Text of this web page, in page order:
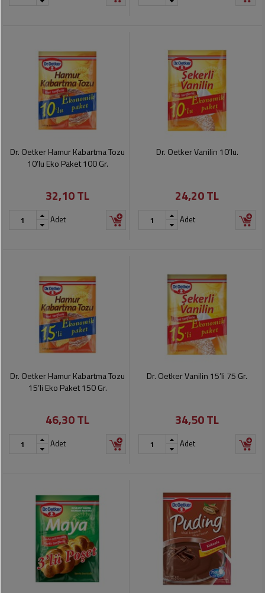
Dr. Oetker Hamur Kabartma Tozu
10’lu Eko Paket 100 Gr.
32,10 TL
Adet
Dr. Oetker Vanilin 10’lu.
24,20 TL
Adet
Dr. Oetker Hamur Kabartma Tozu
15’li Eko Paket 150 Gr.
46,30 TL
Adet
Dr. Oetker Vanilin 15’li 75 Gr.
34,50 TL
Adet